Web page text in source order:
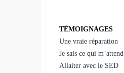
TÉMOIGNAGES
Une vraie réparation
Je sais ce qui m’attend
Allaiter avec le SED